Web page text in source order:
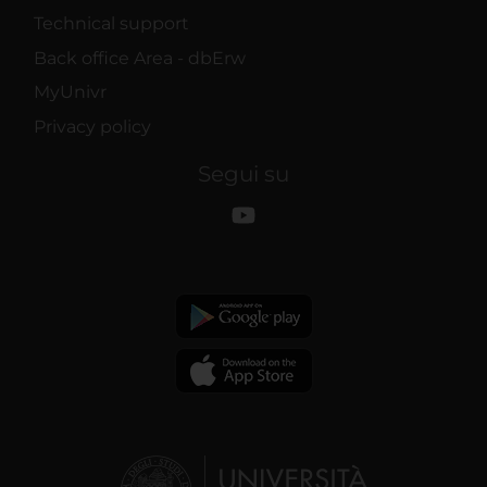
Technical support
Back office Area - dbErw
MyUnivr
Privacy policy
Segui su